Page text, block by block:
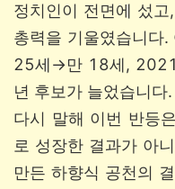
정치인이 전면에 섰
총력을 기울였습니다
25세→만 18세,
년 후보가 늘었습니다.
다시 말해 이번 반등
로 성장한 결과가 아
만든 하향식 공천의